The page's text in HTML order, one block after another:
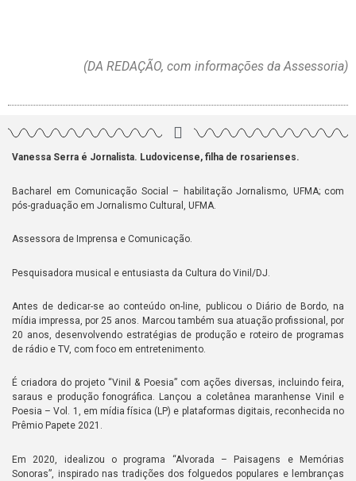
(DA REDAÇÃO, com informações da Assessoria)
Vanessa Serra é Jornalista. Ludovicense, filha de rosarienses.
Bacharel em Comunicação Social – habilitação Jornalismo, UFMA; com
pós-graduação em Jornalismo Cultural, UFMA.
Assessora de Imprensa e Comunicação.
Pesquisadora musical e entusiasta da Cultura do Vinil/DJ.
Antes de dedicar-se ao conteúdo on-line, publicou o Diário de Bordo, na
mídia impressa, por 25 anos. Marcou também sua atuação profissional, por
20 anos, desenvolvendo estratégias de produção e roteiro de programas
de rádio e TV, com foco em entretenimento.
É criadora do projeto “Vinil & Poesia” com ações diversas, incluindo feira,
saraus e produção fonográfica. Lançou a coletânea maranhense Vinil e
Poesia – Vol. 1, em mídia física (LP) e plataformas digitais, reconhecida no
Prêmio Papete 2021.
Em 2020, idealizou o programa “Alvorada – Paisagens e Memórias
Sonoras”, inspirado nas tradições dos folguedos populares e lembranças